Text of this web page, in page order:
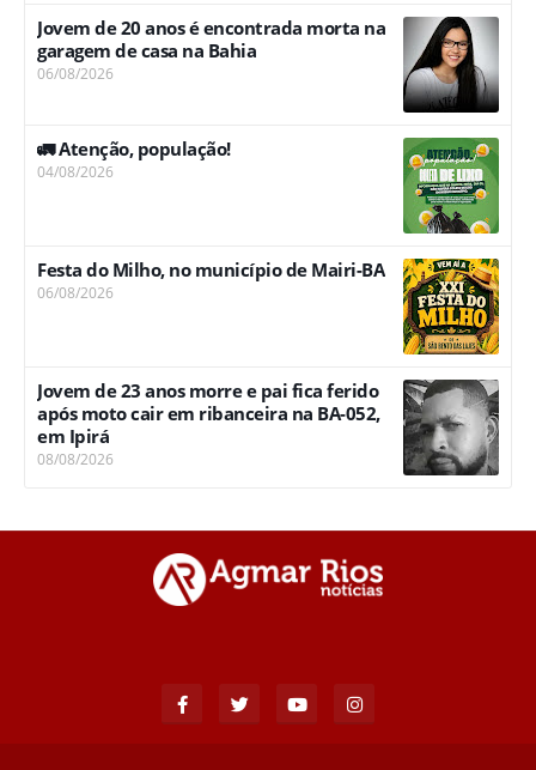
Jovem de 20 anos é encontrada morta na
garagem de casa na Bahia
06/08/2026
🚛 Atenção, população!
04/08/2026
Festa do Milho, no município de Mairi-BA
06/08/2026
Jovem de 23 anos morre e pai fica ferido
após moto cair em ribanceira na BA-052,
em Ipirá
08/08/2026